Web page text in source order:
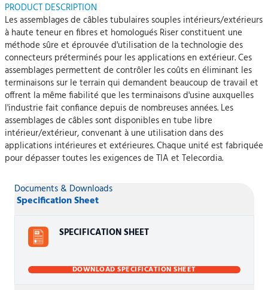
PRODUCT DESCRIPTION
Les assemblages de câbles tubulaires souples intérieurs/extérieurs
à haute teneur en fibres et homologués Riser constituent une
méthode sûre et éprouvée d'utilisation de la technologie des
connecteurs préterminés pour les applications en extérieur. Ces
assemblages permettent de contrôler les coûts en éliminant les
terminaisons sur le terrain qui demandent beaucoup de travail et
offrent la même fiabilité que les terminaisons d'usine auxquelles
l'industrie fait confiance depuis de nombreuses années. Les
assemblages de câbles sont disponibles en tube libre
intérieur/extérieur, convenant à une utilisation dans des
applications intérieures et extérieures. Chaque unité est fabriquée
pour dépasser toutes les exigences de TIA et Telecordia.
Documents & Downloads
Specification Sheet
SPECIFICATION SHEET
DOWNLOAD SPECIFICATION SHEET